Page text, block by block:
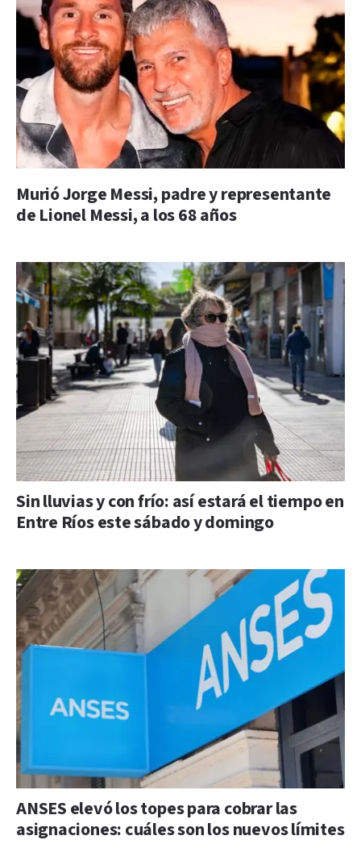
Murió Jorge Messi, padre y representante
de Lionel Messi, a los 68 años
Sin lluvias y con frío: así estará el tiempo en
Entre Ríos este sábado y domingo
ANSES elevó los topes para cobrar las
asignaciones: cuáles son los nuevos límites